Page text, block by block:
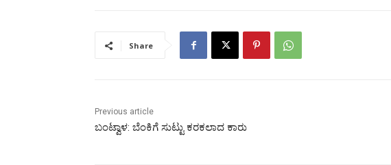
Share
Previous article
ಬಂಟ್ವಾಳ: ಬೆಂಕಿಗೆ ಸುಟ್ಟು ಕರಕಲಾದ ಕಾರು